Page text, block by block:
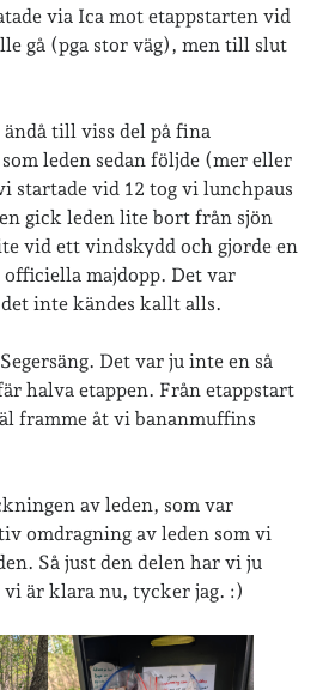
via Ica mot etappstarten vid
gå (pga stor väg), men till slut
till viss del på fina
leden sedan följde (mer eller
startade vid 12 tog vi lunchpaus
gick leden lite bort från sjön
vid ett vindskydd och gjorde en
majdopp. Det var
inte kändes kallt alls.
Det var ju inte en så
halva etappen. Från etappstart
framme åt vi bananmuffins
av leden, som var
omdragning av leden som vi
Så just den delen har vi ju
är klara nu, tycker jag. :)